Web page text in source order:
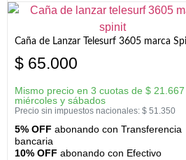
Caña de Lanzar Telesurf 3605 marca
$ 65.000
Mismo precio en 3 cuotas de $ 21.667
miércoles y sábados
Precio sin impuestos nacionales: $ 51.350
5% OFF abonando con Transferencia
bancaria
10% OFF abonando con Efectivo